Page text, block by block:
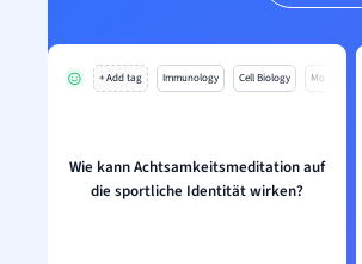
+ Add tag Immunology Cell Biology Mo
Wie kann Achtsamkeitsmeditation auf
die sportliche Identität wirken?